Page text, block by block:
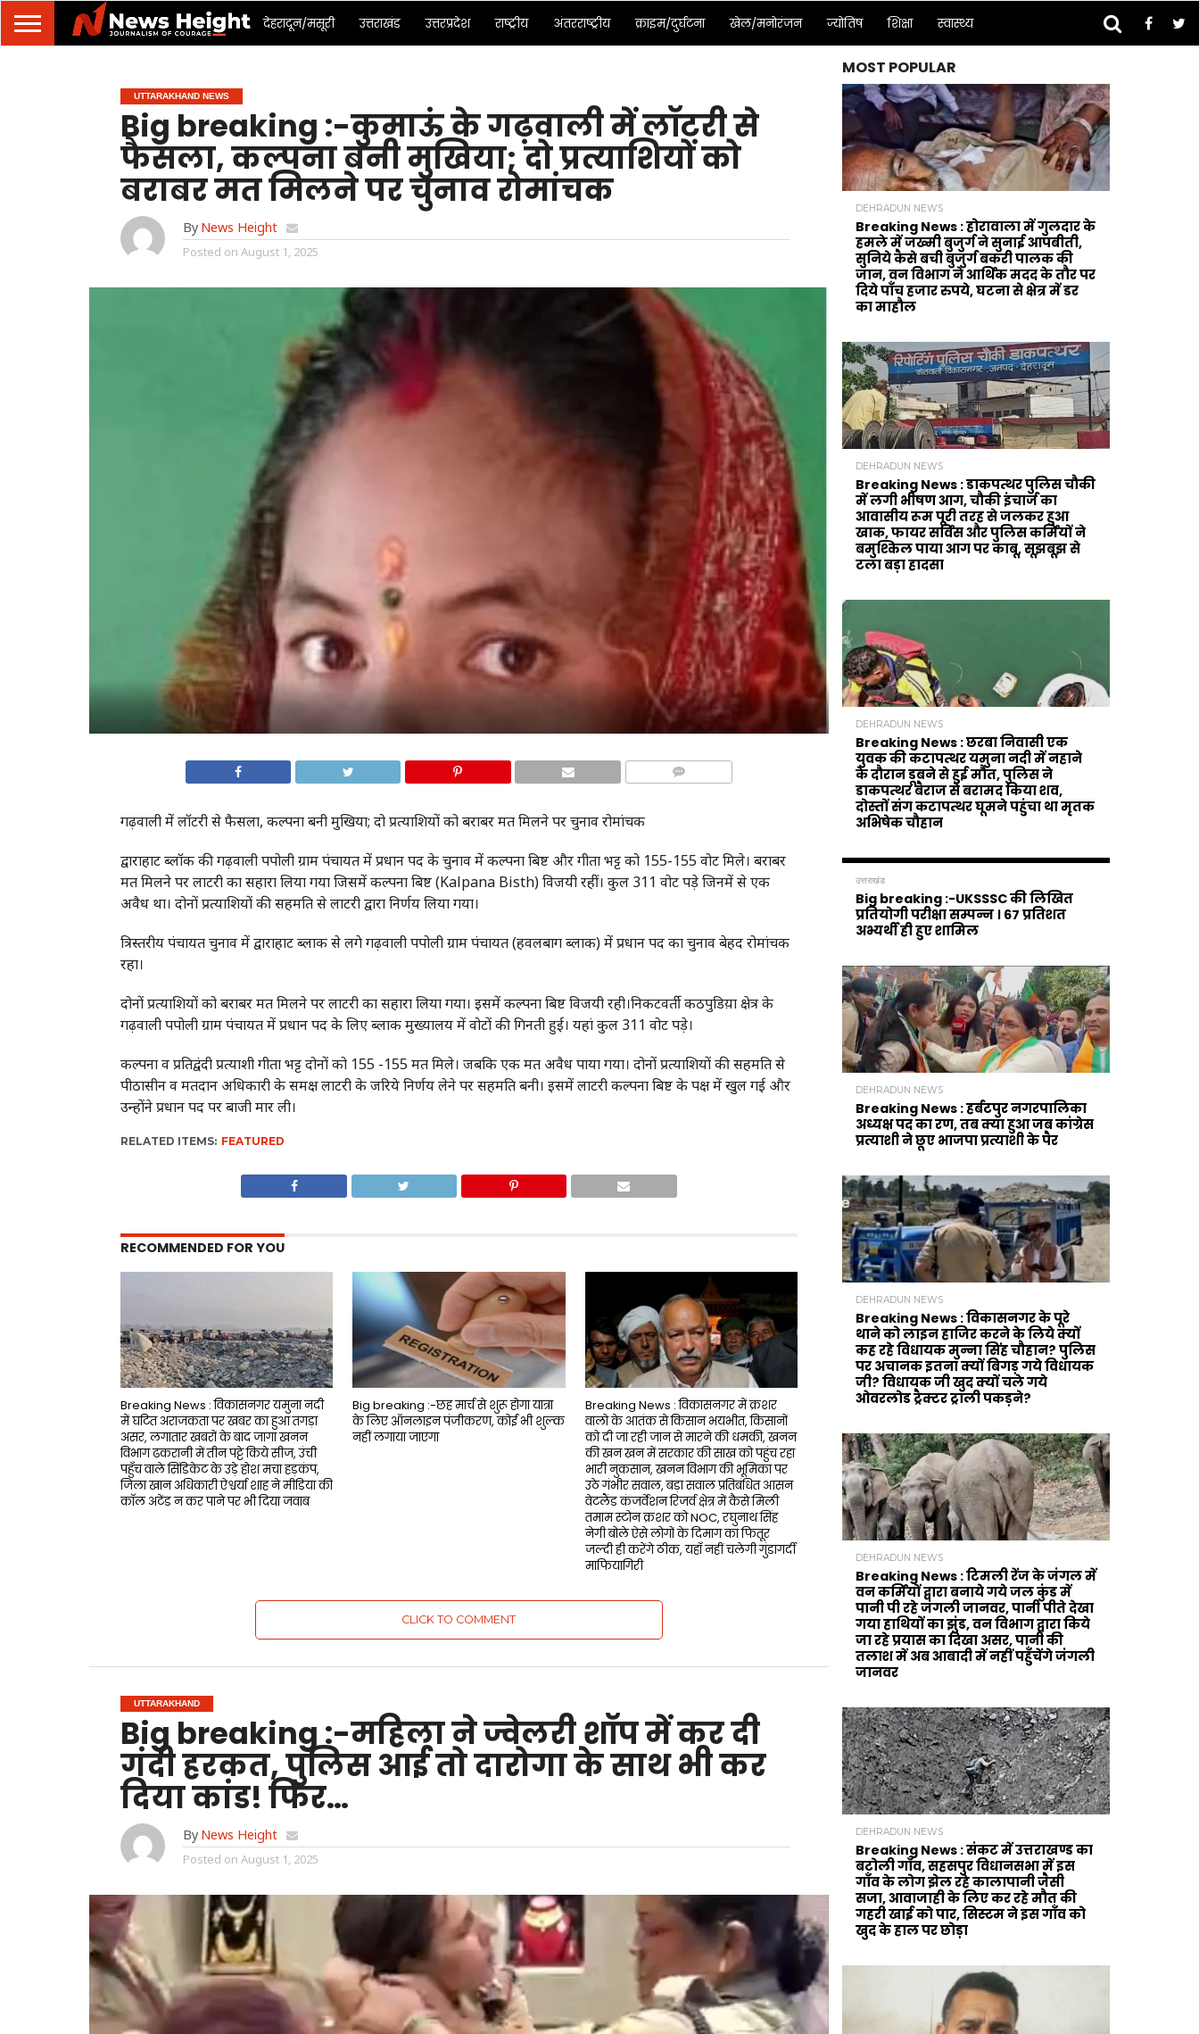
देहरादून/मसूरी उत्तराखंड उत्तरप्रदेश राष्ट्रीय अंतरराष्ट्रीय क्राइम/दुर्घटना खेल/मनोरंजन ज्योतिष शिक्षा स्वास्थ्य
UTTARAKHAND NEWS
Big breaking :-कुमाऊं के गढ़वाली में लॉटरी से
फैसला, कल्पना बनी मुखिया; दो प्रत्याशियों को
बराबर मत मिलने पर चुनाव रोमांचक
By News Height
Posted on August 1, 2025
गढ़वाली में लॉटरी से फैसला, कल्पना बनी मुखिया; दो प्रत्याशियों को बराबर मत मिलने पर चुनाव रोमांचक
द्वाराहाट ब्लॉक की गढ़वाली पपोली ग्राम पंचायत में प्रधान पद के चुनाव में कल्पना बिष्ट और गीता भट्ट को 155-155 वोट मिले। बराबर
मत मिलने पर लाटरी का सहारा लिया गया जिसमें कल्पना बिष्ट (Kalpana Bisth) विजयी रहीं। कुल 311 वोट पड़े जिनमें से एक
अवैध था। दोनों प्रत्याशियों की सहमति से लाटरी द्वारा निर्णय लिया गया।
त्रिस्तरीय पंचायत चुनाव में द्वाराहाट ब्लाक से लगे गढ़वाली पपोली ग्राम पंचायत (हवलबाग ब्लाक) में प्रधान पद का चुनाव बेहद रोमांचक
रहा।
दोनों प्रत्याशियों को बराबर मत मिलने पर लाटरी का सहारा लिया गया। इसमें कल्पना बिष्ट विजयी रही।निकटवर्ती कठपुडिय़ा क्षेत्र के
गढ़वाली पपोली ग्राम पंचायत में प्रधान पद के लिए ब्लाक मुख्यालय में वोटों की गिनती हुई। यहां कुल 311 वोट पड़े।
कल्पना व प्रतिद्वंदी प्रत्याशी गीता भट्ट दोनों को 155 -155 मत मिले। जबकि एक मत अवैध पाया गया। दोनों प्रत्याशियों की सहमति से
पीठासीन व मतदान अधिकारी के समक्ष लाटरी के जरिये निर्णय लेने पर सहमति बनी। इसमें लाटरी कल्पना बिष्ट के पक्ष में खुल गई और
उन्होंने प्रधान पद पर बाजी मार ली।
RELATED ITEMS: FEATURED
RECOMMENDED FOR YOU
Breaking News : विकासनगर यमुना नदी
में घटित अराजकता पर खबर का हुआ तगड़ा
असर, लगातार खबरों के बाद जागा खनन
विभाग ढकरानी में तीन पट्टे किये सीज, उंची
पहुँच वाले सिंडिकेट के उड़े होश मचा हड़कंप,
जिला खान अधिकारी ऐश्वर्या शाह ने मीडिया की
काॅल अटेंड न कर पाने पर भी दिया जवाब
Big breaking :-छह मार्च से शुरू होगा यात्रा
के लिए ऑनलाइन पंजीकरण, कोई भी शुल्क
नहीं लगाया जाएगा
Breaking News : विकासनगर में क्रशर
वालो के आतंक से किसान भयभीत, किसानों
को दी जा रही जान से मारने की धमकी, खनन
की खन खन में सरकार की साख को पहुंच रहा
भारी नुकसान, खनन विभाग की भूमिका पर
उठे गंभीर सवाल, बड़ा सवाल प्रतिबंधित आसन
वेटलैंड कंजर्वेशन रिजर्व क्षेत्र में कैसे मिली
तमाम स्टोन क्रशर को NOC, रघुनाथ सिंह
नेगी बोले ऐसे लोगों के दिमाग का फितूर
जल्दी ही करेंगे ठीक, यहाँ नहीं चलेगी गुंडागर्दी
माफियागिरी
CLICK TO COMMENT
UTTARAKHAND
Big breaking :-मह‍िला ने ज्वेलरी शॉप में कर दी
गंदी हरकत, पुल‍िस आई तो दारोगा के साथ भी कर
द‍िया कांड! फ‍िर…
By News Height
Posted on August 1, 2025
MOST POPULAR
DEHRADUN NEWS
Breaking News : होरावाला में गुलदार के
हमले में जख्मी बुजुर्ग ने सुनाई आपबीती,
सुनिये कैसे बची बुजुर्ग बकरी पालक की
जान, वन विभाग ने आर्थिक मदद के‌ तौर पर
दिये पाँच हजार रुपये, घटना से क्षेत्र में डर
का माहौल
DEHRADUN NEWS
Breaking News : डाकपत्थर पुलिस चौकी
में लगी भीषण आग, चौकी इंचार्ज का
आवासीय रूम पूरी तरह से जलकर हुआ
खाक, फायर सर्विस और पुलिस कर्मियों ने
बमुश्किल पाया आग पर काबू, सूझबूझ से
टला बड़ा हादसा
DEHRADUN NEWS
Breaking News : छरबा निवासी एक
युवक की कटापत्थर यमुना नदी में नहाने
के दौरान डूबने से हुई मौत, पुलिस ने
डाकपत्थर बैराज से बरामद किया शव,
दोस्तों संग कटापत्थर घूमने पहुंचा था मृतक
अभिषेक चौहान
उत्तराखंड
Big breaking :-UKSSSC की लिखित
प्रतियोगी परीक्षा सम्पन्न । 67 प्रतिशत
अभ्यर्थी ही हुए शामिल
DEHRADUN NEWS
Breaking News : हर्बटपुर नगरपालिका
अध्यक्ष पद का रण, तब क्या हुआ जब कांग्रेस
प्रत्याशी ने छूए भाजपा प्रत्याशी के पैर
DEHRADUN NEWS
Breaking News : विकासनगर के पूरे
थाने को लाइन हाजिर करने के लिये क्यों
कह रहे विधायक मुन्ना सिंह चौहान? पुलिस
पर अचानक इतना क्यों बिगड़ गये विधायक
जी? विधायक जी खुद क्यों चले गये
ओवरलोड ट्रैक्टर ट्राली पकड़ने?
DEHRADUN NEWS
Breaking News : टिमली रेंज के जंगल में
वन कर्मियों द्वारा बनाये गये जल कुंड में
पानी पी रहे जंगली जानवर, पानी पीते देखा
गया हाथियों का झुंड, वन विभाग द्वारा किये
जा रहे प्रयास का दिखा असर, पानी की
तलाश में अब आबादी में नहीं पहुँचेंगे जंगली
जानवर
DEHRADUN NEWS
Breaking News : संकट में उत्तराखण्ड का
बटोली गाँव, सहसपुर विधानसभा में इस
गाँव के लोग झेल रहे कालापानी जैसी
सजा, आवाजाही के लिए कर रहे मौत की
गहरी खाई को पार, सिस्टम ने इस गाँव को
खुद के हाल पर छोड़ा